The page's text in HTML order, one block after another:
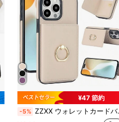
¥47 節約
-5% ZZXX ウォレットカードバッグファッションフォンケースレザーソリッドカラーリング360°回転ボタンサイドステッカーカードスロット付きRFIDブロッキングキックスタンドマグネットフリップPU人工皮革ケースiPhone Air 17 Pro Max 16e 15 Pro 14 Plus 13 Mini 12 11 SE 2022 X XS XR 8 7対応Samsung Galaxy S25 Edge S25 Ultra S24 FE S23 Plus S22 S21 Note 20 A12 A13 A14 A15 A16 A17 A26 A35 A36 A51 A52 A53 A54 A55 A56 A71 A72 A73対応Google Pixel 6a 8 Pro 8a 9 9a 10 Pro XLカバービジネス耐衝撃保護カードバッグ春のギフト誕生日